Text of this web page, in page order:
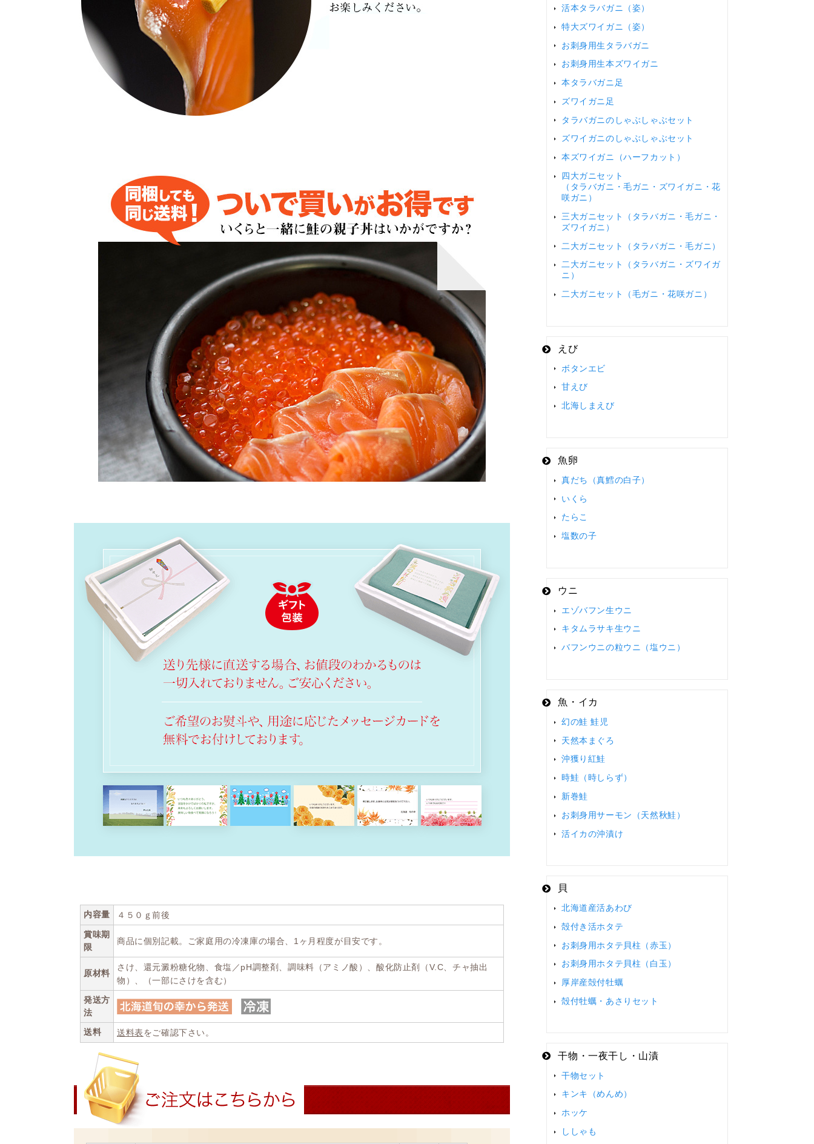
内容量
４５０ｇ前後
賞味期
限
商品に個別記載。ご家庭用の冷凍庫の場合、1ヶ月程度が目安です。
原材料
さけ、還元澱粉糖化物、食塩／pH調整剤、調味料（アミノ酸）、酸化防止剤（V.C、チャ抽出
物）、（一部にさけを含む）
発送方
法
送料
送料表をご確認下さい。
活本タラバガニ（姿）
特大ズワイガニ（姿）
お刺身用生タラバガニ
お刺身用生本ズワイガニ
本タラバガニ足
ズワイガニ足
タラバガニのしゃぶしゃぶセット
ズワイガニのしゃぶしゃぶセット
本ズワイガニ（ハーフカット）
四大ガニセット
（タラバガニ・毛ガニ・ズワイガニ・花
咲ガニ）
三大ガニセット（タラバガニ・毛ガニ・
ズワイガニ）
二大ガニセット（タラバガニ・毛ガニ）
二大ガニセット（タラバガニ・ズワイガ
ニ）
二大ガニセット（毛ガニ・花咲ガニ）
えび
ボタンエビ
甘えび
北海しまえび
魚卵
真だち（真鱈の白子）
いくら
たらこ
塩数の子
ウニ
エゾバフン生ウニ
キタムラサキ生ウニ
バフンウニの粒ウニ（塩ウニ）
魚・イカ
幻の鮭 鮭児
天然本まぐろ
沖獲り紅鮭
時鮭（時しらず）
新巻鮭
お刺身用サーモン（天然秋鮭）
活イカの沖漬け
貝
北海道産活あわび
殻付き活ホタテ
お刺身用ホタテ貝柱（赤玉）
お刺身用ホタテ貝柱（白玉）
厚岸産殻付牡蠣
殻付牡蠣・あさりセット
干物・一夜干し・山漬
干物セット
キンキ（めんめ）
ホッケ
ししゃも